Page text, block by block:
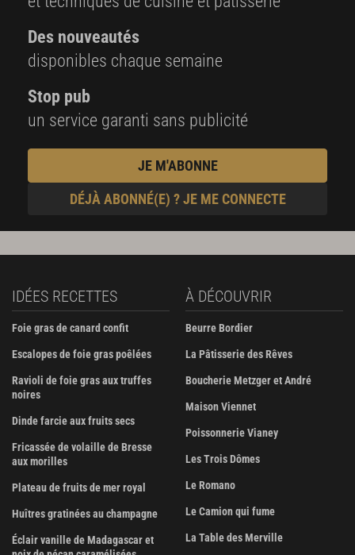
Des nouveautés
disponibles chaque semaine
Stop pub
un service garanti sans publicité
JE M'ABONNE
DÉJÀ ABONNÉ(E) ? JE ME CONNECTE
IDÉES RECETTES
Foie gras de canard confit
Escalopes de foie gras poêlées
Ravioli de foie gras aux truffes
noires
Dinde farcie aux fruits secs
Fricassée de volaille de Bresse
aux morilles
Plateau de fruits de mer royal
Huîtres gratinées au champagne
Éclair vanille de Madagascar et
À DÉCOUVRIR
Beurre Bordier
La Pâtisserie des Rêves
Boucherie Metzger et André
Maison Viennet
Poissonnerie Vianey
Les Trois Dômes
Le Romano
Le Camion qui fume
La Table des Merville